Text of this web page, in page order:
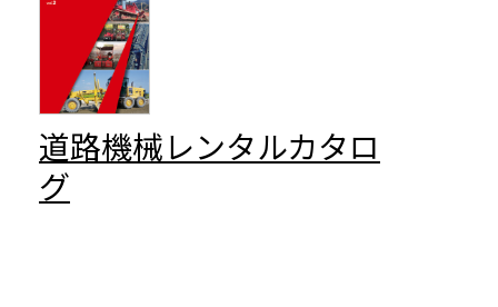
道路機械レンタルカタロ
グ